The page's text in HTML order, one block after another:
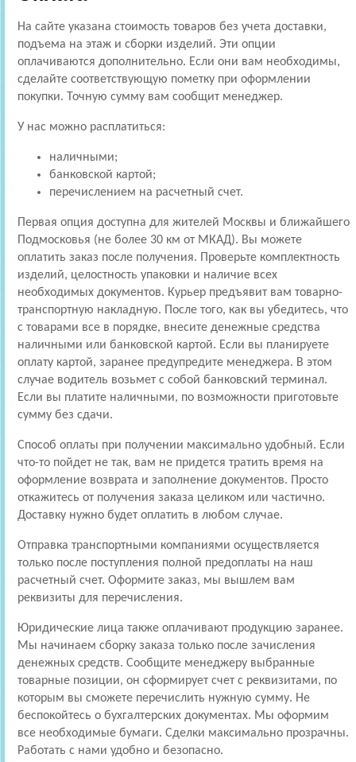
На сайте указана стоимость товаров без учета доставки,
подъема на этаж и сборки изделий. Эти опции
оплачиваются дополнительно. Если они вам необходимы,
сделайте соответствующую пометку при оформлении
покупки. Точную сумму вам сообщит менеджер.
У нас можно расплатиться:
наличными;
банковской картой;
перечислением на расчетный счет.
Первая опция доступна для жителей Москвы и ближайшего
Подмосковья (не более 30 км от МКАД). Вы можете
оплатить заказ после получения. Проверьте комплектность
изделий, целостность упаковки и наличие всех
необходимых документов. Курьер предъявит вам товарно-
транспортную накладную. После того, как вы убедитесь, что
с товарами все в порядке, внесите денежные средства
наличными или банковской картой. Если вы планируете
оплату картой, заранее предупредите менеджера. В этом
случае водитель возьмет с собой банковский терминал.
Если вы платите наличными, по возможности приготовьте
сумму без сдачи.
Способ оплаты при получении максимально удобный. Если
что-то пойдет не так, вам не придется тратить время на
оформление возврата и заполнение документов. Просто
откажитесь от получения заказа целиком или частично.
Доставку нужно будет оплатить в любом случае.
Отправка транспортными компаниями осуществляется
только после поступления полной предоплаты на наш
расчетный счет. Оформите заказ, мы вышлем вам
реквизиты для перечисления.
Юридические лица также оплачивают продукцию заранее.
Мы начинаем сборку заказа только после зачисления
денежных средств. Сообщите менеджеру выбранные
товарные позиции, он сформирует счет с реквизитами, по
которым вы сможете перечислить нужную сумму. Не
беспокойтесь о бухгалтерских документах. Мы оформим
все необходимые бумаги. Сделки максимально прозрачны.
Работать с нами удобно и безопасно.